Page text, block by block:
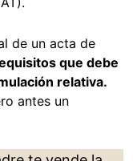
de un acta de
que debe
relativa.
antes un